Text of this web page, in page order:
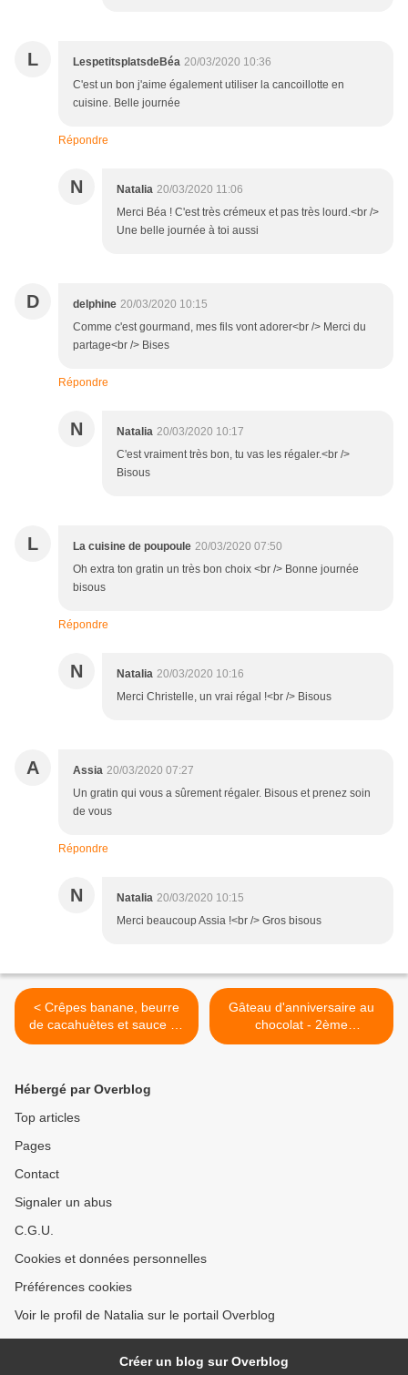
L LespetitsplatsdeBéa 20/03/2020 10:36
C'est un bon j'aime également utiliser la cancoillotte en
cuisine. Belle journée
Répondre
N Natalia 20/03/2020 11:06
Merci Béa ! C'est très crémeux et pas très lourd.<br />
Une belle journée à toi aussi
D delphine 20/03/2020 10:15
Comme c'est gourmand, mes fils vont adorer<br /> Merci du
partage<br /> Bises
Répondre
N Natalia 20/03/2020 10:17
C'est vraiment très bon, tu vas les régaler.<br />
Bisous
L La cuisine de poupoule 20/03/2020 07:50
Oh extra ton gratin un très bon choix <br /> Bonne journée
bisous
Répondre
N Natalia 20/03/2020 10:16
Merci Christelle, un vrai régal !<br /> Bisous
A Assia 20/03/2020 07:27
Un gratin qui vous a sûrement régaler. Bisous et prenez soin
de vous
Répondre
N Natalia 20/03/2020 10:15
Merci beaucoup Assia !<br /> Gros bisous
< Crêpes banane, beurre
de cacahuètes et sauce au
chocolat
Gâteau d'anniversaire au
chocolat - 2ème
anniversaire du blog ! >
Hébergé par Overblog
Top articles
Pages
Contact
Signaler un abus
C.G.U.
Cookies et données personnelles
Préférences cookies
Voir le profil de Natalia sur le portail Overblog
Créer un blog sur Overblog